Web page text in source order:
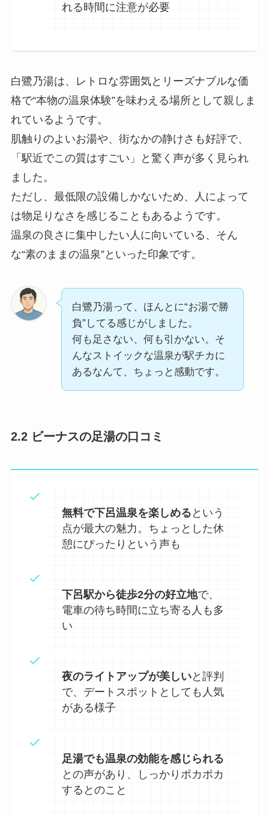
れる時間に注意が必要
白鷺乃湯は、レトロな雰囲気とリーズナブルな価
格で“本物の温泉体験”を味わえる場所として親しま
れているようです。
肌触りのよいお湯や、街なかの静けさも好評で、
「駅近でこの質はすごい」と驚く声が多く見られ
ました。
ただし、最低限の設備しかないため、人によって
は物足りなさを感じることもあるようです。
温泉の良さに集中したい人に向いている、そん
な“素のままの温泉”といった印象です。
白鷺乃湯って、ほんとに“お湯で勝
負”してる感じがしました。
何も足さない、何も引かない。そ
んなストイックな温泉が駅チカに
あるなんて、ちょっと感動です。
2.2 ビーナスの足湯の口コミ
無料で下呂温泉を楽しめる という
点が最大の魅力。ちょっとした休
憩にぴったりという声も
下呂駅から徒歩2分の好立地で、
電車の待ち時間に立ち寄る人も多
い
夜のライトアップが美しいと評判
で、デートスポットとしても人気
がある様子
足湯でも温泉の効能を感じられる
との声があり、しっかりポカポカ
するとのこと